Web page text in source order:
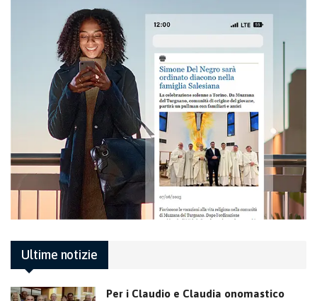
Ultime notizie
Per i Claudio e Claudia onomastico